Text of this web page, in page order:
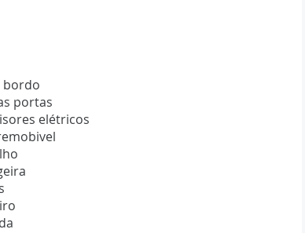
bordo
portas
elétricos